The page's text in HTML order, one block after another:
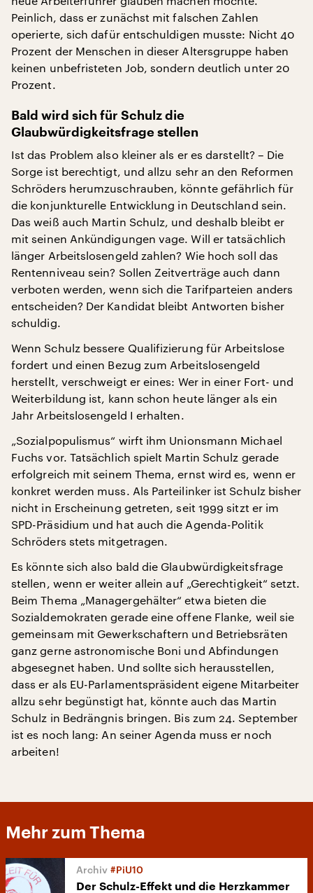
Peinlich, dass er zunächst mit falschen Zahlen
operierte, sich dafür entschuldigen musste: Nicht 40
Prozent der Menschen in dieser Altersgruppe haben
keinen unbefristeten Job, sondern deutlich unter 20
Prozent.
Bald wird sich für Schulz die
Glaubwürdigkeitsfrage stellen
Ist das Problem also kleiner als er es darstellt? – Die
Sorge ist berechtigt, und allzu sehr an den Reformen
Schröders herumzuschrauben, könnte gefährlich für
die konjunkturelle Entwicklung in Deutschland sein.
Das weiß auch Martin Schulz, und deshalb bleibt er
mit seinen Ankündigungen vage. Will er tatsächlich
länger Arbeitslosengeld zahlen? Wie hoch soll das
Rentenniveau sein? Sollen Zeitverträge auch dann
verboten werden, wenn sich die Tarifparteien anders
entscheiden? Der Kandidat bleibt Antworten bisher
schuldig.
Wenn Schulz bessere Qualifizierung für Arbeitslose
fordert und einen Bezug zum Arbeitslosengeld
herstellt, verschweigt er eines: Wer in einer Fort- und
Weiterbildung ist, kann schon heute länger als ein
Jahr Arbeitslosengeld I erhalten.
„Sozialpopulismus“ wirft ihm Unionsmann Michael
Fuchs vor. Tatsächlich spielt Martin Schulz gerade
erfolgreich mit seinem Thema, ernst wird es, wenn er
konkret werden muss. Als Parteilinker ist Schulz bisher
nicht in Erscheinung getreten, seit 1999 sitzt er im
SPD-Präsidium und hat auch die Agenda-Politik
Schröders stets mitgetragen.
Es könnte sich also bald die Glaubwürdigkeitsfrage
stellen, wenn er weiter allein auf „Gerechtigkeit“ setzt.
Beim Thema „Managergehälter“ etwa bieten die
Sozialdemokraten gerade eine offene Flanke, weil sie
gemeinsam mit Gewerkschaftern und Betriebsräten
ganz gerne astronomische Boni und Abfindungen
abgesegnet haben. Und sollte sich herausstellen,
dass er als EU-Parlamentspräsident eigene Mitarbeiter
allzu sehr begünstigt hat, könnte auch das Martin
Schulz in Bedrängnis bringen. Bis zum 24. September
ist es noch lang: An seiner Agenda muss er noch
arbeiten!
Mehr zum Thema
#PiU10
Der Schulz-Effekt und die Herzkammer